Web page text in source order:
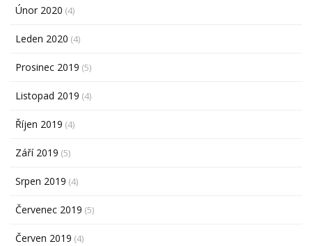
Únor 2020 (4)
Leden 2020 (4)
Prosinec 2019 (5)
Listopad 2019 (4)
Říjen 2019 (4)
Září 2019 (5)
Srpen 2019 (4)
Červenec 2019 (5)
Červen 2019 (4)